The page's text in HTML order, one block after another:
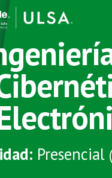
Presencial